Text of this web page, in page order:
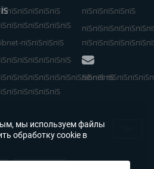
пїЅпїЅпїЅпїЅ
пїЅпїЅпїЅпїЅпїЅ
Sibnet
мы используем файлы
обработку cookie в